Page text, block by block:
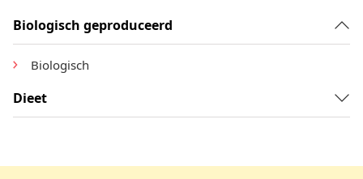
Biologisch geproduceerd
Biologisch
Dieet
tarwe, dit heeft te maken met de samenstelling van de
peulvruchtenpasta’s van Smaakt. Snel klaar en super
gezond!